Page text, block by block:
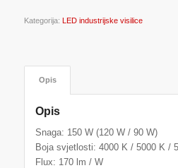
Kategorija: LED industrijske visilice
Opis
Opis
Snaga: 150 W (120 W / 90 W)
Boja svjetlosti: 4000 K / 5000 K /
Flux: 170 lm / W